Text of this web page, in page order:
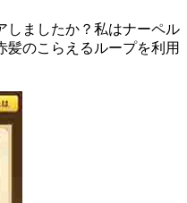
しましたか？私はナーペル
髪のこらえるループを利用